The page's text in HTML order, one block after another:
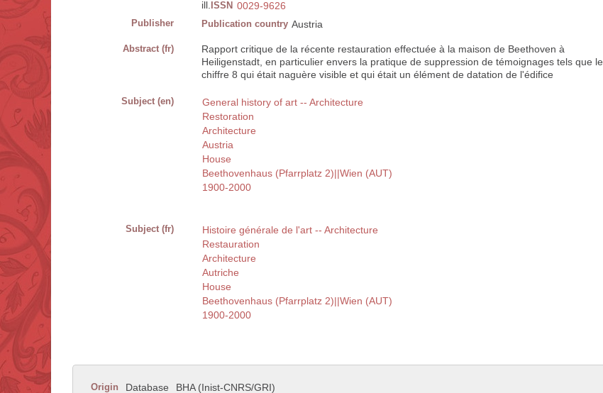
ill. ISSN 0029-9626
Publisher Publication country Austria
Abstract (fr)
Rapport critique de la récente restauration effectuée à la maison de Beethoven à
Heiligenstadt, en particulier envers la pratique de suppression de témoignages tels que le
chiffre 8 qui était naguère visible et qui était un élément de datation de l'édifice
Subject (en)
General history of art -- Architecture
Restoration
Architecture
Austria
House
Beethovenhaus (Pfarrplatz 2)||Wien (AUT)
1900-2000
Subject (fr)
Histoire générale de l'art -- Architecture
Restauration
Architecture
Autriche
House
Beethovenhaus (Pfarrplatz 2)||Wien (AUT)
1900-2000
Origin Database BHA (Inist-CNRS/GRI)